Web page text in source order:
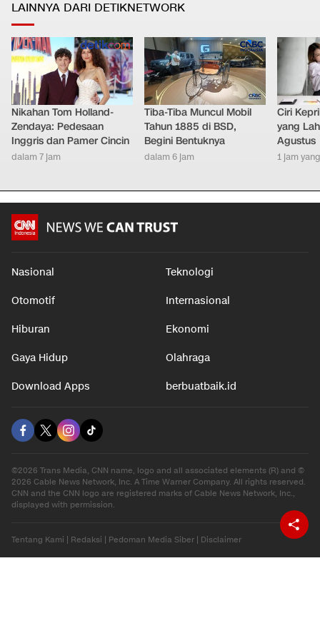
LAINNYA DARI DETIKNETWORK
Nikahan Tom Holland-
Zendaya: Pedesaan
Inggris dan Pamer Cincin
dalam 7 jam
Tiba-Tiba Muncul Mobil
Tahun 1885 di BSD,
Begini Bentuknya
dalam 6 jam
Ciri
yang
Agustus
1 jam
Nasional Teknologi
Otomotif Internasional
Hiburan Ekonomi
Gaya Hidup Olahraga
Download Apps berbuatbaik.id
©2026 Trans Media, CNN name, logo and all associated elements (R) and ©
2026 Cable News Network, Inc. A Time Warner Company. All rights reserved.
CNN and the CNN logo are registered marks of Cable News Network, Inc.,
displayed with permission.
Tentang Kami Redaksi Pedoman Media Siber Disclaimer